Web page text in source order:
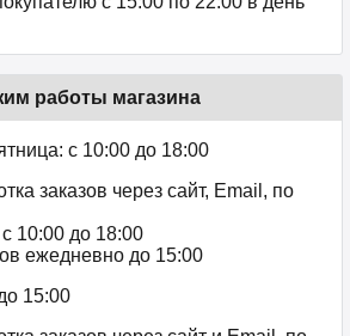
работы магазина
с 10:00 до 18:00
заказов через сайт, Email, по
10:00 до 18:00
ежедневно до 15:00
15:00